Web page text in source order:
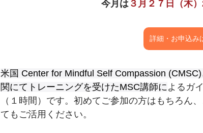
今月は ３月２７日（木
詳細・お申込み
米国 Center for Mindful Self Compassion
関にてトレーニングを受けたMSC講師に よるガ
（１時間）です。初めてご参加の方はもちろん
てもご活用ください。